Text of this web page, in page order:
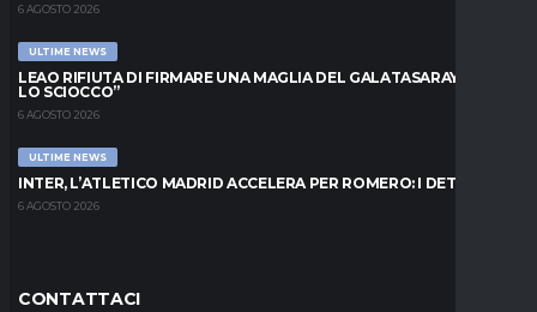
6 AGOSTO 2026
ULTIME NEWS
LEAO RIFIUTA DI FIRMARE UNA MAGLIA DEL GALATASARAY: “FAI
LO SCIOCCO”
6 AGOSTO 2026
ULTIME NEWS
INTER, L’ATLETICO MADRID ACCELERA PER ROMERO: I DETTAGLI
6 AGOSTO 2026
CONTATTACI